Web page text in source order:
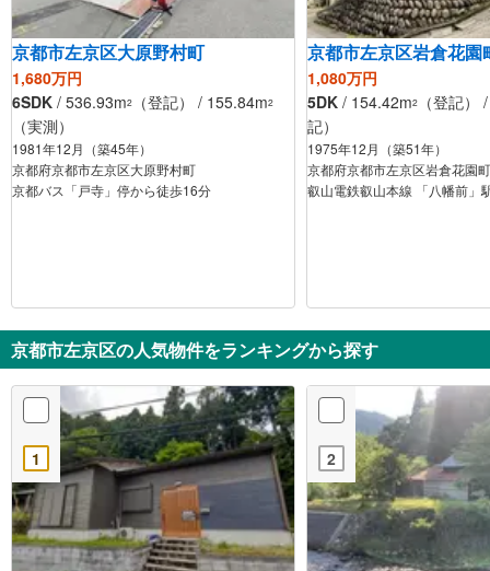
京都市左京区大原野村町
1,680万円
6SDK / 536.93m2 （登記） / 155.84m2
（実測）
1981年12月（築45年）
京都府京都市左京区大原野村町
京都バス「戸寺」停から徒歩16分
京都市左京区岩倉花園
1,080万円
5DK / 154.42m2
（登記
記）
1975年12月（築51年）
京都府京都市左京区岩倉花園町
叡山電鉄叡山本線 「八幡前」
京都市左京区の人気物件をランキングから探す
1 2